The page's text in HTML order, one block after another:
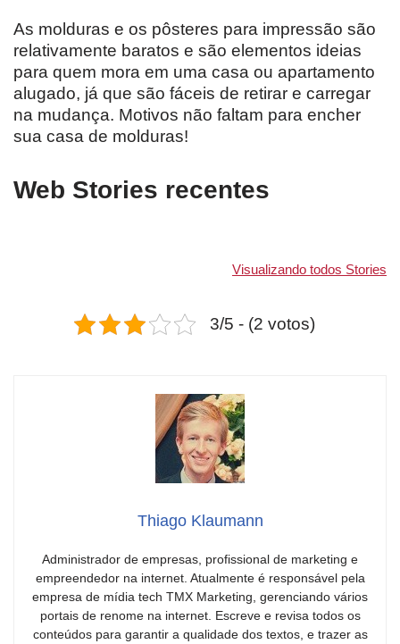
As molduras e os pôsteres para impressão são
relativamente baratos e são elementos ideias
para quem mora em uma casa ou apartamento
alugado, já que são fáceis de retirar e carregar
na mudança. Motivos não faltam para encher
sua casa de molduras!
Web Stories recentes
Visualizando todos Stories
uma dieta
caseiros para
flores em
3/5 - (2 votos)
Thiago Klaumann
Administrador de empresas, profissional de marketing e
empreendedor na internet. Atualmente é responsável pela
empresa de mídia tech TMX Marketing, gerenciando vários
portais de renome na internet. Escreve e revisa todos os
conteúdos para garantir a qualidade dos textos, e trazer as